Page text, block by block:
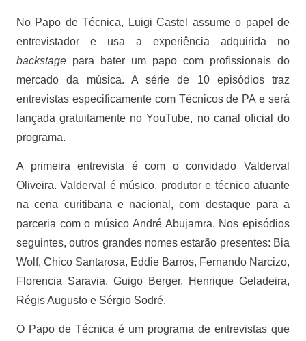
No Papo de Técnica, Luigi Castel assume o papel de
entrevistador e usa a experiência adquirida no
backstage para bater um papo com profissionais do
mercado da música. A série de 10 episódios traz
entrevistas especificamente com Técnicos de PA e será
lançada gratuitamente no YouTube, no canal oficial do
programa.
A primeira entrevista é com o convidado Valderval
Oliveira. Valderval é músico, produtor e técnico atuante
na cena curitibana e nacional, com destaque para a
parceria com o músico André Abujamra. Nos episódios
seguintes, outros grandes nomes estarão presentes: Bia
Wolf, Chico Santarosa, Eddie Barros, Fernando Narcizo,
Florencia Saravia, Guigo Berger, Henrique Geladeira,
Régis Augusto e Sérgio Sodré.
O Papo de Técnica é um programa de entrevistas que